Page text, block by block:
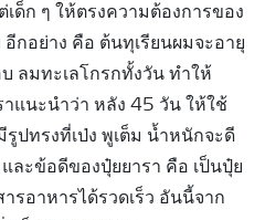
ด็ก ๆ ให้ตรงความต้องการของ
กอย่าง คือ ต้นทุเรียนผมจะอายุ
ลมทะเลโกรกทั้งวัน ทำให้
าแนะนำว่า หลัง 45 วัน ให้ใช้
ปทรงที่เป่ง พูเต็ม น้ำหนักจะดี
ละข้อดีของปุ๋ยยารา คือ เป็นปุ๋ย
รอาหารได้รวดเร็ว อันนี้จาก